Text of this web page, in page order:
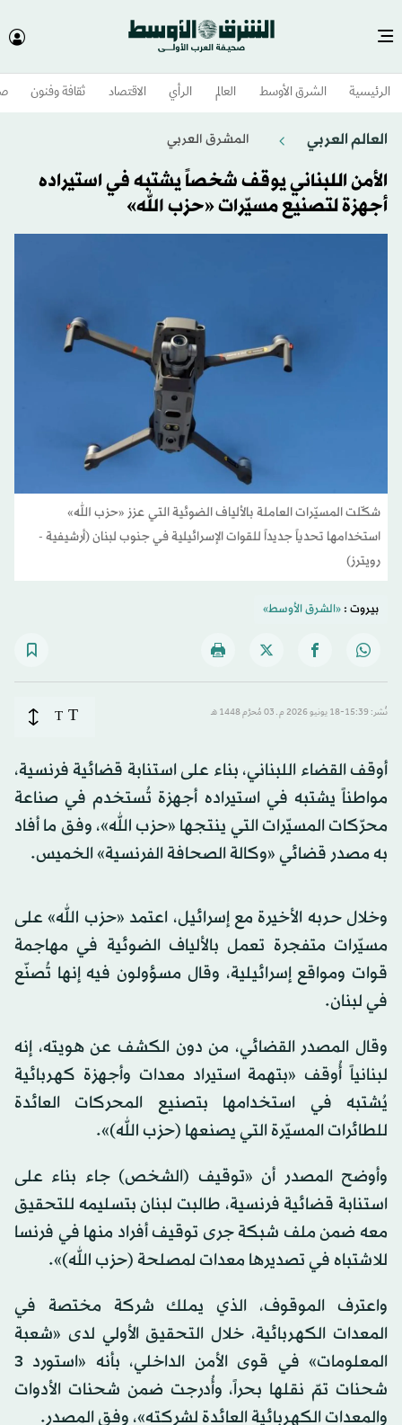
الرئيسية الشرق الأوسط​ العالم الرأي الاقتصاد ثقافة وفنون
العالم العربي المشرق العربي
الأمن اللبناني يوقف شخصاً يشتبه في استيراده
أجهزة لتصنيع مسيّرات «حزب الله»
شكّلت المسيّرات العاملة بالألياف الضوئية التي عزز «حزب الله»
استخدامها تحدياً جديداً للقوات الإسرائيلية في جنوب لبنان (أرشيفية -
رويترز)
بيروت :«الشرق الأوسط»
نُشر: 15:39-18 يونيو 2026 م ـ 03 مُحرَّم 1448 هـ T
T
أوقف القضاء اللبناني، بناء على استنابة قضائية فرنسية،
مواطناً يشتبه في استيراده أجهزة تُستخدم في صناعة
محرّكات المسيّرات التي ينتجها «حزب الله»، وفق ما أفاد
به مصدر قضائي «وكالة الصحافة الفرنسية» الخميس.
وخلال حربه الأخيرة مع إسرائيل، اعتمد «حزب الله» على
مسيّرات متفجرة تعمل بالألياف الضوئية في مهاجمة
قوات ومواقع إسرائيلية، وقال مسؤولون فيه إنها تُصنّع
في لبنان.
وقال المصدر القضائي، من دون الكشف عن هويته، إنه
لبنانياً أُوقف «بتهمة استيراد معدات وأجهزة كهربائية
يُشتبه في استخدامها بتصنيع المحركات العائدة
للطائرات المسيّرة التي يصنعها (حزب الله)».
وأوضح المصدر أن «توقيف (الشخص) جاء بناء على
استنابة قضائية فرنسية، طالبت لبنان بتسليمه للتحقيق
معه ضمن ملف شبكة جرى توقيف أفراد منها في فرنسا
للاشتباه في تصديرها معدات لمصلحة (حزب الله)».
واعترف الموقوف، الذي يملك شركة مختصة في
المعدات الكهربائية، خلال التحقيق الأولي لدى «شعبة
المعلومات» في قوى الأمن الداخلي، بأنه «استورد 3
شحنات تمّ نقلها بحراً، وأُدرجت ضمن شحنات الأدوات
والمعدات الكهربائية العائدة لشركته»، وفق المصدر.